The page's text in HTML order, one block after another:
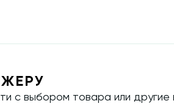
с выбором товара или